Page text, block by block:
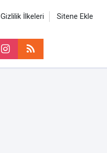
Gizlilik İlkeleri Sitene Ekle